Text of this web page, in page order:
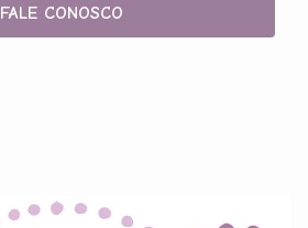
FALE CONOSCO